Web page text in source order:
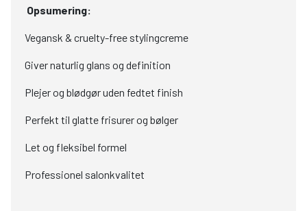
Opsumering:
Vegansk & cruelty-free stylingcreme
Giver naturlig glans og definition
Plejer og blødgør uden fedtet finish
Perfekt til glatte frisurer og bølger
Let og fleksibel formel
Professionel salonkvalitet